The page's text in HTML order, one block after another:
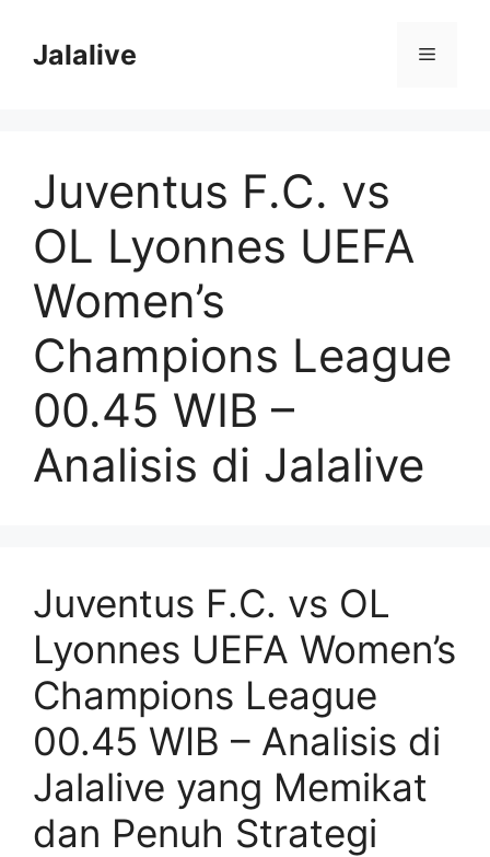
contentJalalive Menu
Juventus F.C. vs
OL Lyonnes UEFA
Women’s
Champions League
00.45 WIB –
Analisis di Jalalive
Juventus F.C. vs OL
Lyonnes UEFA Women’s
Champions League
00.45 WIB – Analisis di
Jalalive yang Memikat
dan Penuh Strategi